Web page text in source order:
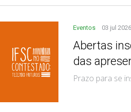
Eventos 03 jul 2026
Abertas
das
Prazo para se